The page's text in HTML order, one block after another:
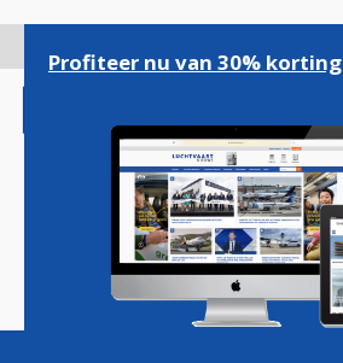
gaan
Magazine Podcasts
Profiteer nu van 30% korting